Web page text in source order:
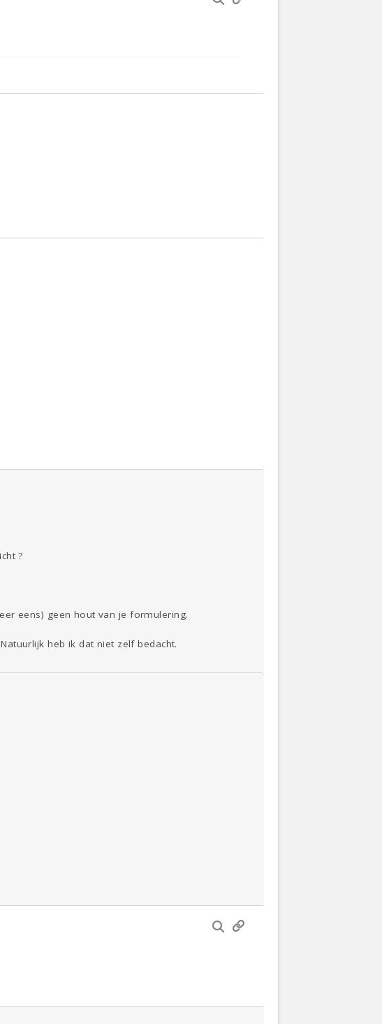
?
eens) geen hout van je formulering.
heb ik dat niet zelf bedacht.